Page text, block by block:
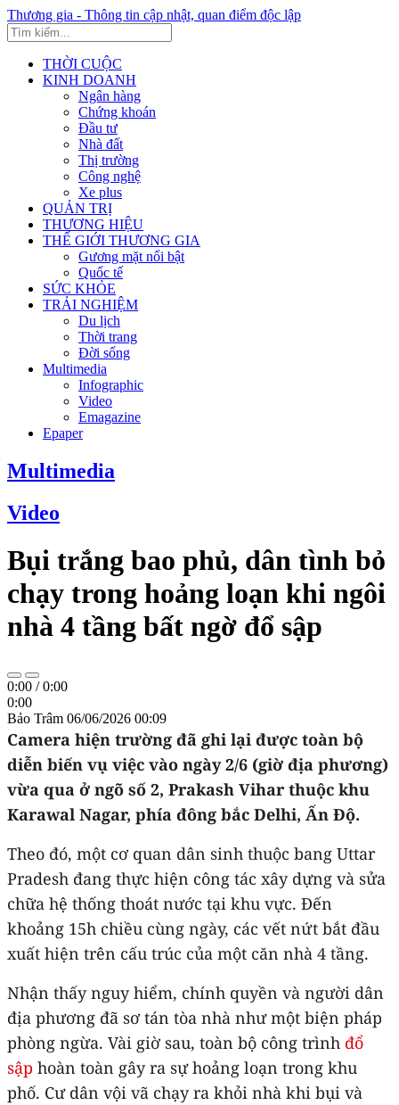
Thương gia - Thông tin cập nhật, quan điểm độc lập
THỜI CUỘC
KINH DOANH
Ngân hàng
Chứng khoán
Đầu tư
Nhà đất
Thị trường
Công nghệ
Xe plus
QUẢN TRỊ
THƯƠNG HIỆU
THẾ GIỚI THƯƠNG GIA
Gương mặt nổi bật
Quốc tế
SỨC KHỎE
TRẢI NGHIỆM
Du lịch
Thời trang
Đời sống
Multimedia
Infographic
Video
Emagazine
Epaper
Multimedia
Video
Bụi trắng bao phủ, dân tình bỏ
chạy trong hoảng loạn khi ngôi
nhà 4 tầng bất ngờ đổ sập
0:00 /0:00
0:00
Bảo Trâm 06/06/2026 00:09
Camera hiện trường đã ghi lại được toàn bộ
diễn biến vụ việc vào ngày 2/6 (giờ địa phương)
vừa qua ở ngõ số 2, Prakash Vihar thuộc khu
Karawal Nagar, phía đông bắc Delhi, Ấn Độ.
Theo đó, một cơ quan dân sinh thuộc bang Uttar
Pradesh đang thực hiện công tác xây dựng và sửa
chữa hệ thống thoát nước tại khu vực. Đến
khoảng 15h chiều cùng ngày, các vết nứt bắt đầu
xuất hiện trên cấu trúc của một căn nhà 4 tầng.
Nhận thấy nguy hiểm, chính quyền và người dân
địa phương đã sơ tán tòa nhà như một biện pháp
phòng ngừa. Vài giờ sau, toàn bộ công trình đổ
sập hoàn toàn gây ra sự hoảng loạn trong khu
phố. Cư dân vội vã chạy ra khỏi nhà khi bụi và